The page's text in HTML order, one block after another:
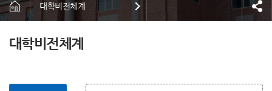
대학비전체계
대학비전체계